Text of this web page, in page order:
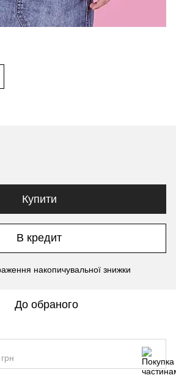
Купити
В кредит
накопичувальної знижки
До обраного